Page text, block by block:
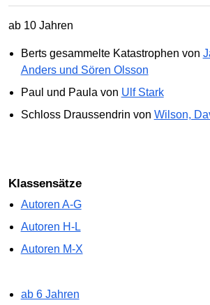
ab 10 Jahren
Berts gesammelte Katastrophen von
Anders und Sören Olsson
Paul und Paula von Ulf Stark
Schloss Draussendrin von Wilson,
Klassensätze
Autoren A-G
Autoren H-L
Autoren M-X
ab 6 Jahren